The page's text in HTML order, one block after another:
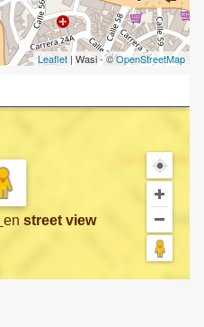
Leaflet | Wasi - ©OpenStreetMap
en street view